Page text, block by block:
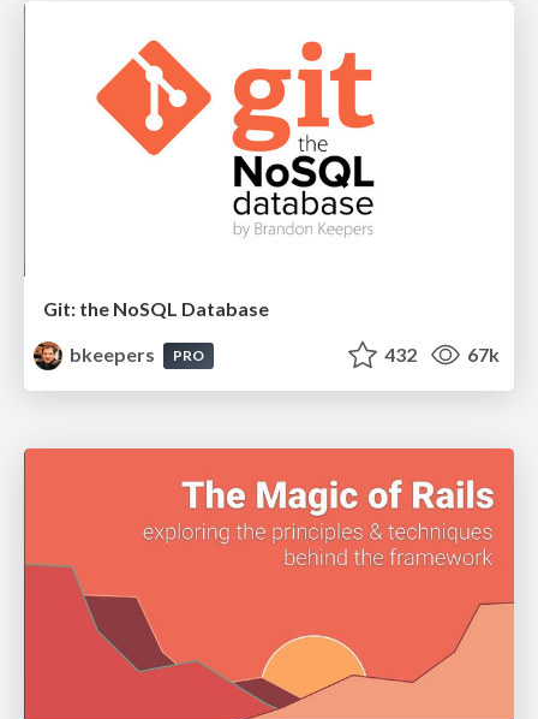
Git: the NoSQL Database
bkeepers
PRO 432 67k